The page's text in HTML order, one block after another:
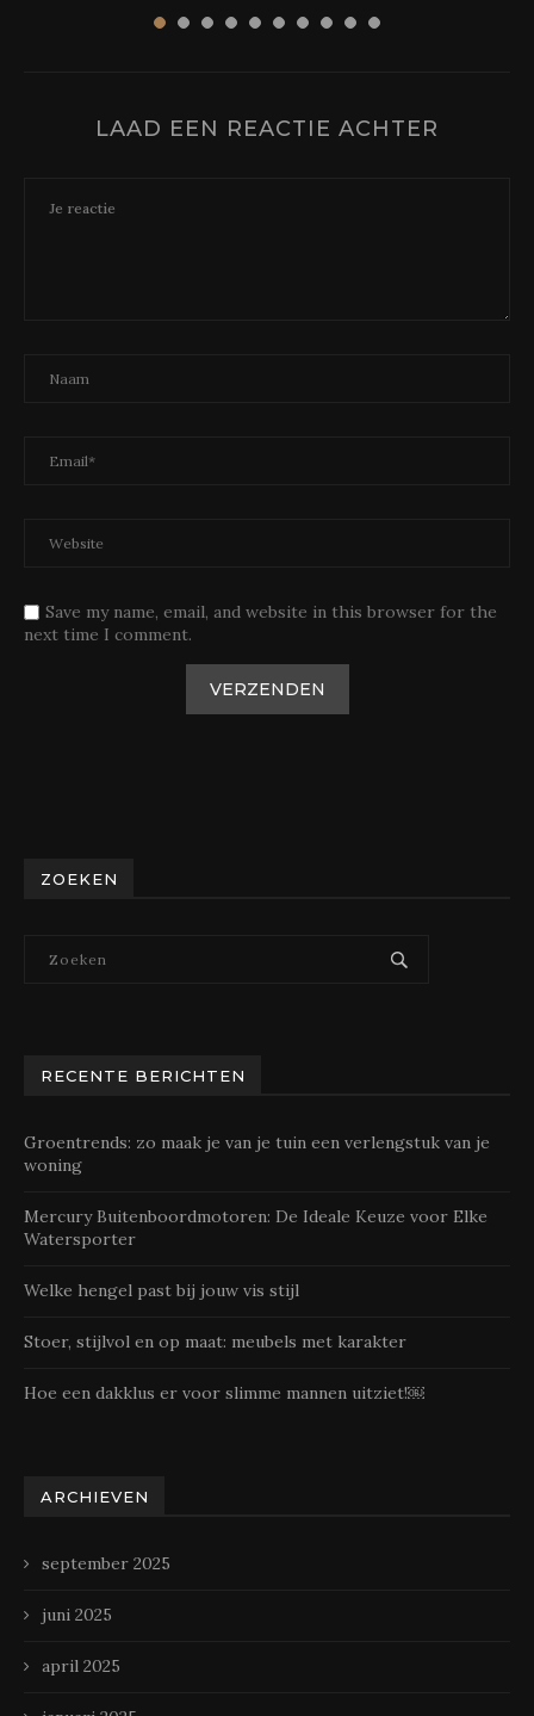
LAAD EEN REACTIE ACHTER
Save my name, email, and website in this browser for the
next time I comment.
ZOEKEN
RECENTE BERICHTEN
Groentrends: zo maak je van je tuin een verlengstuk van je
woning
Mercury Buitenboordmotoren: De Ideale Keuze voor Elke
Watersporter
Welke hengel past bij jouw vis stijl
Stoer, stijlvol en op maat: meubels met karakter
Hoe een dakklus er voor slimme mannen uitziet!￼
ARCHIEVEN
september 2025
juni 2025
april 2025